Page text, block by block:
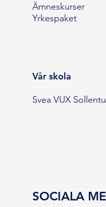
Ämneskurser
Yrkespaket
Vår skola
Svea VUX
SOCIALA